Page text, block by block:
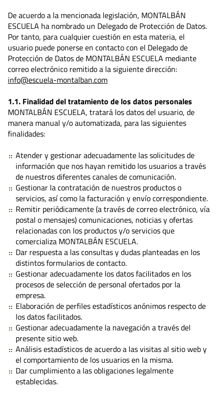
De acuerdo a la mencionada legislación, MONTALBÁN
ESCUELA ha nombrado un Delegado de Protección de Datos.
Por tanto, para cualquier cuestión en esta materia, el
usuario puede ponerse en contacto con el Delegado de
Protección de Datos de MONTALBÁN ESCUELA mediante
correo electrónico remitido a la siguiente dirección:
info@escuela-montalban.com
1.1. Finalidad del tratamiento de los datos personales
MONTALBÁN ESCUELA, tratará los datos del usuario, de
manera manual y/o automatizada, para las siguientes
finalidades:
Atender y gestionar adecuadamente las solicitudes de
información que nos hayan remitido los usuarios a través
de nuestros diferentes canales de comunicación.
Gestionar la contratación de nuestros productos o
servicios, así como la facturación y envío correspondiente.
Remitir periódicamente (a través de correo electrónico, vía
postal o mensajes) comunicaciones, noticias y ofertas
relacionadas con los productos y/o servicios que
comercializa MONTALBÁN ESCUELA.
Dar respuesta a las consultas y dudas planteadas en los
distintos formularios de contacto.
Gestionar adecuadamente los datos facilitados en los
procesos de selección de personal ofertados por la
empresa.
Elaboración de perfiles estadísticos anónimos respecto de
los datos facilitados.
Gestionar adecuadamente la navegación a través del
presente sitio web.
Análisis estadísticos de acuerdo a las visitas al sitio web y
el comportamiento de los usuarios en la misma.
Dar cumplimiento a las obligaciones legalmente
establecidas.